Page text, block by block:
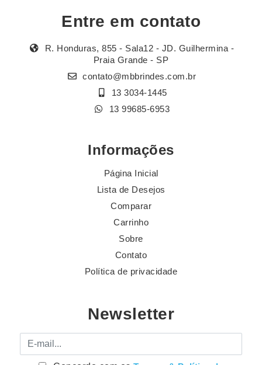
Entre em contato
R. Honduras, 855 - Sala12 - JD. Guilhermina -
Praia Grande - SP
contato@mbbrindes.com.br
13 3034-1445
13 99685-6953
Informações
Página Inicial
Lista de Desejos
Comparar
Carrinho
Sobre
Contato
Política de privacidade
Newsletter
E-mail